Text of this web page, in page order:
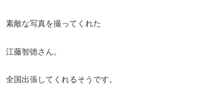
素敵な写真を撮ってくれた
江藤智徳さん。
全国出張してくれるそうです。